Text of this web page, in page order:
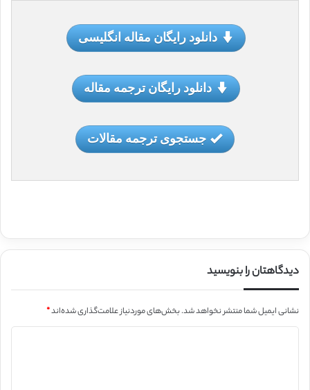
دانلود رایگان مقاله انگلیسی
دانلود رایگان ترجمه مقاله
جستجوی ترجمه مقالات
دیدگاهتان را بنویسید
نشانی ایمیل شما منتشر نخواهد شد.بخش‌های موردنیاز علامت‌گذاری شده‌اند*